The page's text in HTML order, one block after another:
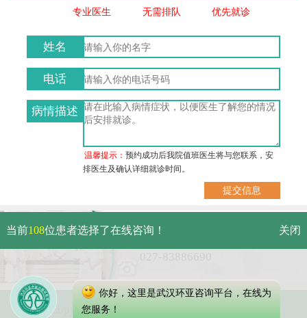
专业医生 无需排队 优先就诊
姓名
电话
病情描述
温馨提示：预约成功后我院值班医生将与您联系，安
排医生及确认详细就诊时间。
武汉市硚口区解放大道479号
免费电话：
Copyright 2023 武汉环亚中医白癜风医院
当前108位患者选择了在线咨询！ 关闭
你好，这里是武汉环亚咨询平台，在线为
您服务！